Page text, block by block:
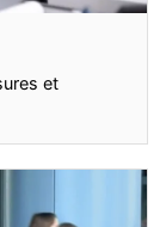
et